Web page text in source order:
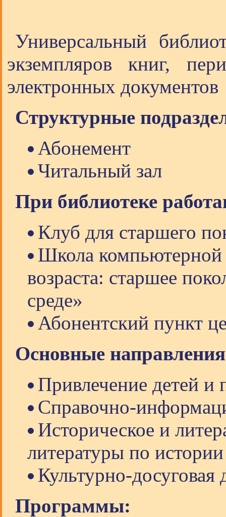
Универсальный
экземпляров книг,
электронных документов
Структурные
Абонемент
Читальный зал
При библиотеке
Клуб для старшего
Школа компьютерной
возраста: старшее
среде»
Абонентский пункт
Основные
Привлечение детей и
Справочно-
Историческое и
литературы по
Культурно-досуговая
Программы: